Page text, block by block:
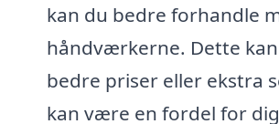
kan du bedre forhandle
håndværkerne. Dette
bedre priser eller ekstra
kan være en fordel for